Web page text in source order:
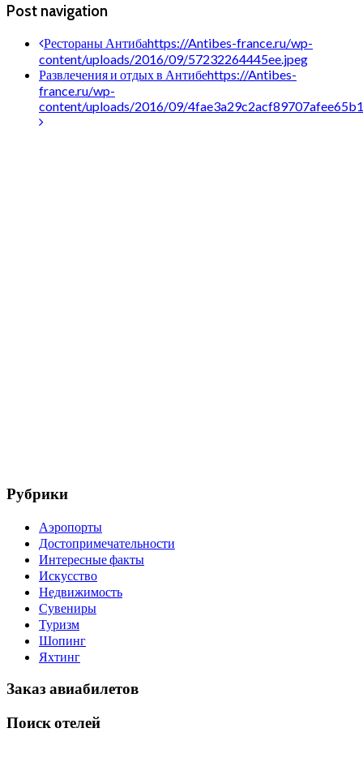
Post navigation
Рестораны Антибаhttps://Antibes-france.ru/wp-
content/uploads/2016/09/57232264445ee.jpeg
Развлечения и отдых в Антибеhttps://Antibes-
france.ru/wp-
content/uploads/2016/09/
Рубрики
Аэропорты
Достопримечательности
Интересные факты
Искусство
Недвижимость
Сувениры
Туризм
Шопинг
Яхтинг
Заказ авиабилетов
Поиск отелей